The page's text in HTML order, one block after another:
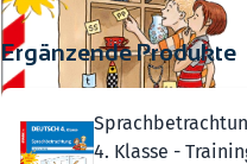
Ergänzende Produkte
Navigating through the
Press to skip
4. Klasse -